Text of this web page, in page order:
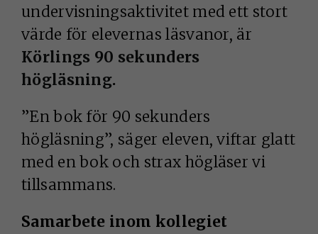
undervisningsaktivitet med ett stort
värde för elevernas läsvanor, är
Körlings 90 sekunders
högläsning.
”En bok för 90 sekunders
högläsning”, säger eleven, viftar glatt
med en bok och strax högläser vi
tillsammans.
Samarbete inom kollegiet